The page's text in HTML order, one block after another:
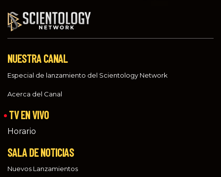
NUESTRA CANAL
Especial de lanzamiento del Scientology Network
Acerca del Canal
TV EN VIVO
Horario
SALA DE NOTICIAS
Nuevos Lanzamientos